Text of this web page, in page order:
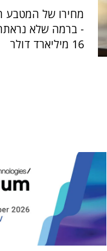
16 מיליארד דולר